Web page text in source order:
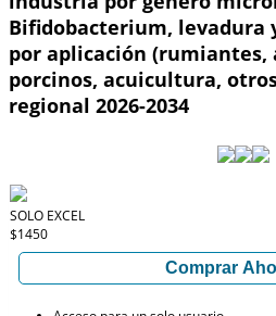
Bifidobacterium, levadura
por aplicación (rumiantes,
porcinos, acuicultura,
regional 2026-2034
SOLO EXCEL
$1450
Comprar